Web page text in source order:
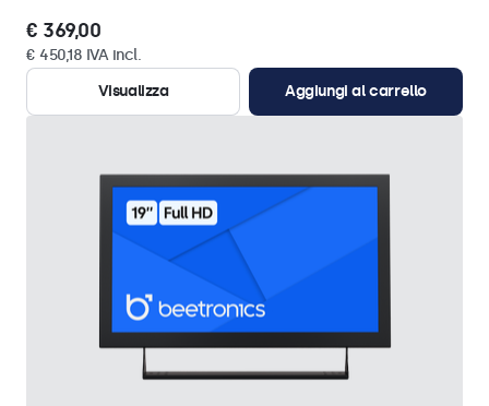
€ 369,00
€ 450,18 IVA incl.
Visualizza
Aggiungi al carrello